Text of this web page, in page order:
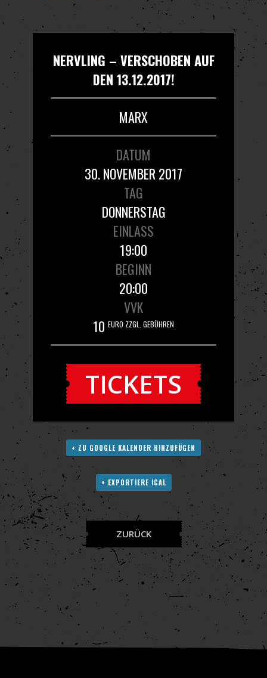
NERVLING – VERSCHOBEN AUF
DEN 13.12.2017!
MARX
DATUM
30. NOVEMBER 2017
TAG
DONNERSTAG
EINLASS
19:00
BEGINN
20:00
VVK
10 EURO ZZGL. GEBÜHREN
TICKETS
+ ZU GOOGLE KALENDER HINZUFÜGEN
+ EXPORTIERE ICAL
ZURÜCK